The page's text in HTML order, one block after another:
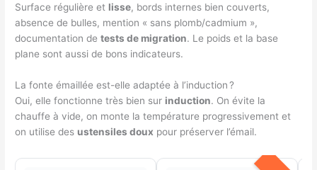
Surface régulière et lisse, bords internes bien couverts,
absence de bulles, mention « sans plomb/cadmium »,
documentation detests de migration. Le poids et la base
plane sont aussi de bons indicateurs.
La fonte émaillée est-elle adaptée à l’induction ?
Oui, elle fonctionne très bien sur induction. On évite la
chauffe à vide, on monte la température progressivement et
on utilise des ustensiles doux pour préserver l’émail.